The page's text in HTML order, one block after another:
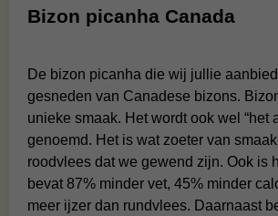
Bizon picanha Canada
De bizon picanha die wij jullie
gesneden van Canadese bizons.
unieke smaak. Het wordt ook wel “het
genoemd. Het is wat zoeter van
roodvlees dat we gewend zijn. Ook is
bevat 87% minder vet, 45% minder
meer ijzer dan rundvlees. Daarnaast